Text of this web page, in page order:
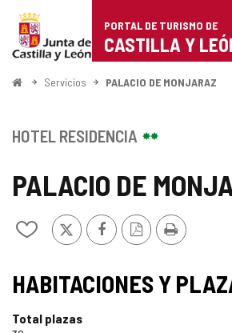
Portal
de
Turismo
Castilla
León
PORTAL DE TURISMO DE
CASTILLA Y
InicioServicios PALACIO DE MONJARAZ
PALACIO DE
Añadir/quitar
cuadernos
X FacebookVersión
PDF
Imprimir
HOTEL RESIDENCIA
HABITACIONES Y
Total plazas